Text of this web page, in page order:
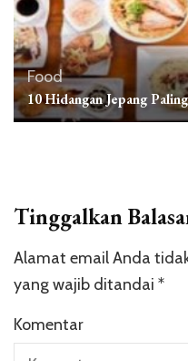
Food
10 Hidangan Jepang
Tinggalkan
Alamat email Anda
yang wajib ditandai *
Komentar